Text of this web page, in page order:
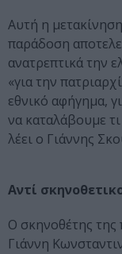
Αυτή η
παράδοση
ανατρεπτικά την
«για την
εθνικό αφήγημα,
να καταλάβουμε
λέει ο Γιάννης
Αντί
Ο σκηνοθέτης της
Γιάννη